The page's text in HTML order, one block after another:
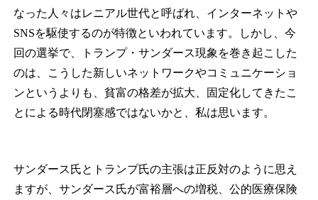
なった人々はレニアル世代と呼ばれ、インターネットや
SNSを駆使するのが特徴といわれています。しかし、今
回の選挙で、トランプ・サンダース現象を巻き起こした
のは、こうした新しいネットワークやコミュニケーショ
ンというよりも、貧富の格差が拡大、固定化してきたこ
とによる時代閉塞感ではないかと、私は思います。
サンダース氏とトランプ氏の主張は正反対のように思え
ますが、サンダース氏が富裕層への増税、公的医療保険